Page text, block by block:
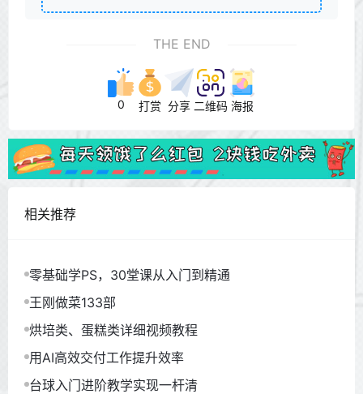
THE END
0 打赏 分享 二维码 海报
相关推荐
零基础学PS，30堂课从入门到精通
王刚做菜133部
烘培类、蛋糕类详细视频教程
用AI高效交付工作提升效率
台球入门进阶教学实现一杆清